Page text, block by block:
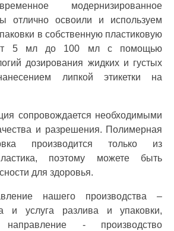
модернизированное
отлично освоили и используем
в собственную пластиковую
5 мл до 100 мл с помощью
дозирования жидких и густых
липкой этикетки на
сопровождается необходимыми
и разрешения. Полимерная
производится только из
поэтому можете быть
для здоровья.
нашего производства –
и услуга разлива и упаковки,
направление - производство